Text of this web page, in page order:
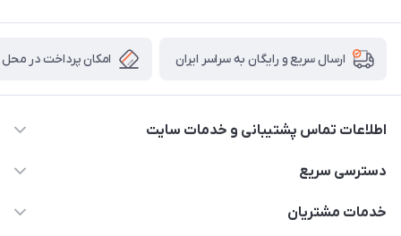
ارسال سریع و رایگان به سراسر ایران امکان پرداخت در محل
اطلاعات تماس پشتیبانی و خدمات سایت
02122913970 داخلی 219
دسترسی سریع
خانه
خدمات مشتریان